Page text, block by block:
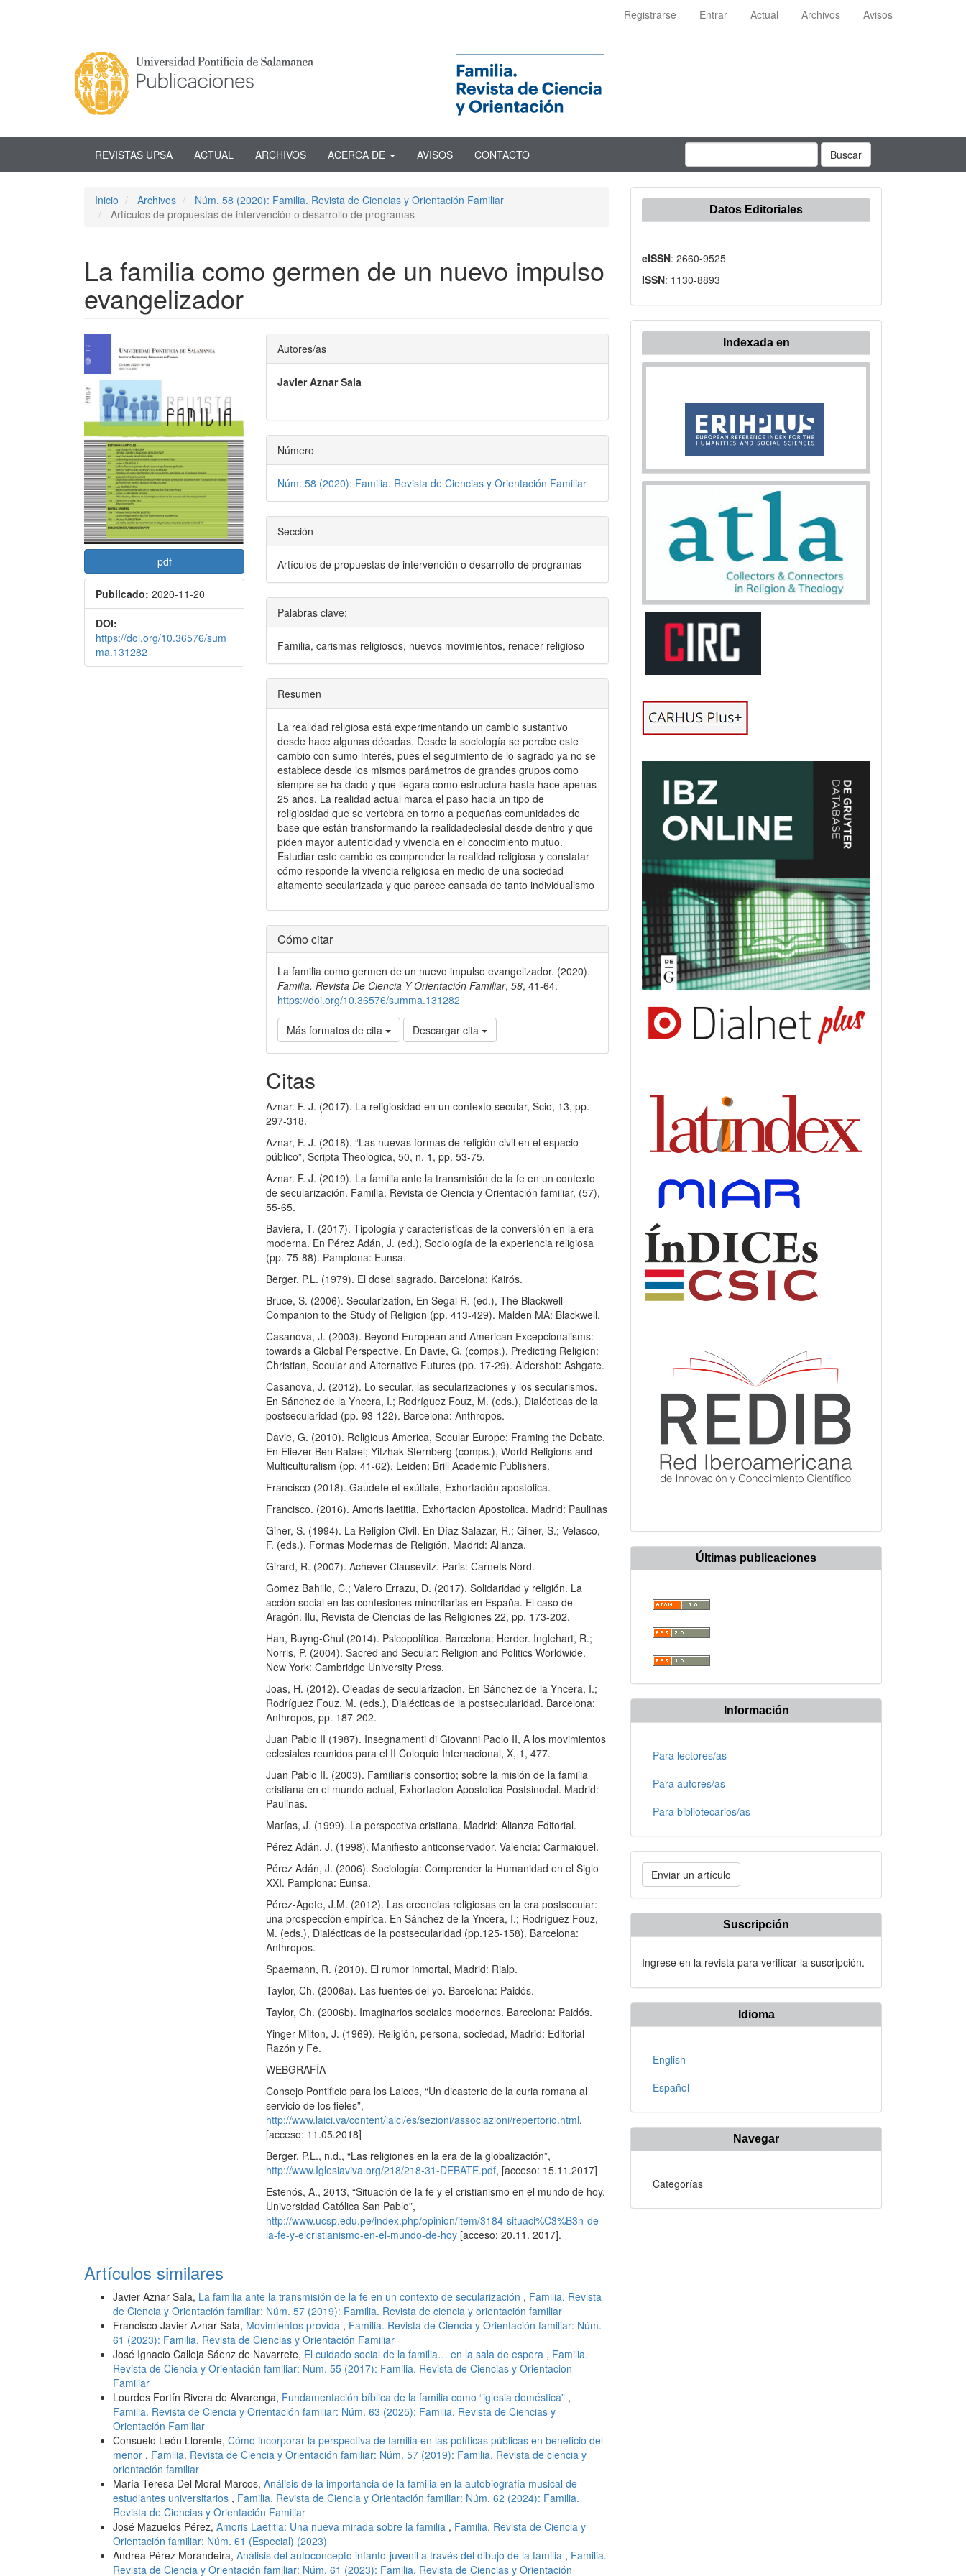
Registrarse Entrar Actual Archivos Avisos
REVISTAS UPSA ACTUAL ARCHIVOS ACERCA DE AVISOS CONTACTO Buscar
Inicio Archivos
Núm. 58 (2020): Familia. Revista de Ciencias y Orientación Familiar
Artículos de propuestas de intervención o desarrollo de programas
La familia como germen de un nuevo impulso
evangelizador
Barra
lateral
del
artículo
pdf
Publicado: 2020-11-20
DOI:
https://doi.org/10.36576/sum
ma.131282
Contenido
principal
del
artículo
Autores/as
Javier Aznar Sala
Número
Núm. 58 (2020): Familia. Revista de Ciencias y Orientación Familiar
Sección
Artículos de propuestas de intervención o desarrollo de programas
Palabras clave:
Familia, carismas religiosos, nuevos movimientos, renacer religioso
Resumen
La realidad religiosa está experimentando un cambio sustantivo
desde hace algunas décadas. Desde la sociología se percibe este
cambio con sumo interés, pues el seguimiento de lo sagrado ya no se
establece desde los mismos parámetros de grandes grupos como
siempre se ha dado y que llegara como estructura hasta hace apenas
25 años. La realidad actual marca el paso hacia un tipo de
religiosidad que se vertebra en torno a pequeñas comunidades de
base que están transformando la realidadeclesial desde dentro y que
piden mayor autenticidad y vivencia en el conocimiento mutuo.
Estudiar este cambio es comprender la realidad religiosa y constatar
cómo responde la vivencia religiosa en medio de una sociedad
altamente secularizada y que parece cansada de tanto individualismo
Detalles
del
artículo
Cómo citar
La familia como germen de un nuevo impulso evangelizador. (2020).
Familia. Revista De Ciencia Y Orientación Familiar,58, 41-64.
https://doi.org/10.36576/summa.131282
Más formatos de cita Descargar cita
Citas
Aznar. F. J. (2017). La religiosidad en un contexto secular, Scio, 13, pp.
297-318.
Aznar, F. J. (2018). “Las nuevas formas de religión civil en el espacio
público”, Scripta Theologica, 50, n. 1, pp. 53-75.
Aznar. F. J. (2019). La familia ante la transmisión de la fe en un contexto
de secularización. Familia. Revista de Ciencia y Orientación familiar, (57),
55-65.
Baviera, T. (2017). Tipología y características de la conversión en la era
moderna. En Pérez Adán, J. (ed.), Sociología de la experiencia religiosa
(pp. 75-88). Pamplona: Eunsa.
Berger, P.L. (1979). El dosel sagrado. Barcelona: Kairós.
Bruce, S. (2006). Secularization, En Segal R. (ed.), The Blackwell
Companion to the Study of Religion (pp. 413-429). Malden MA: Blackwell.
Casanova, J. (2003). Beyond European and American Excepcionalisms:
towards a Global Perspective. En Davie, G. (comps.), Predicting Religion:
Christian, Secular and Alternative Futures (pp. 17-29). Aldershot: Ashgate.
Casanova, J. (2012). Lo secular, las secularizaciones y los secularismos.
En Sánchez de la Yncera, I.; Rodríguez Fouz, M. (eds.), Dialécticas de la
postsecularidad (pp. 93-122). Barcelona: Anthropos.
Davie, G. (2010). Religious America, Secular Europe: Framing the Debate.
En Eliezer Ben Rafael; Yitzhak Sternberg (comps.), World Religions and
Multiculturalism (pp. 41-62). Leiden: Brill Academic Publishers.
Francisco (2018). Gaudete et exúltate, Exhortación apostólica.
Francisco. (2016). Amoris laetitia, Exhortacion Apostolica. Madrid: Paulinas
Giner, S. (1994). La Religión Civil. En Díaz Salazar, R.; Giner, S.; Velasco,
F. (eds.), Formas Modernas de Religión. Madrid: Alianza.
Girard, R. (2007). Achever Clausevitz. Paris: Carnets Nord.
Gomez Bahillo, C.; Valero Errazu, D. (2017). Solidaridad y religión. La
acción social en las confesiones minoritarias en España. El caso de
Aragón. Ilu, Revista de Ciencias de las Religiones 22, pp. 173-202.
Han, Buyng-Chul (2014). Psicopolítica. Barcelona: Herder. Inglehart, R.;
Norris, P. (2004). Sacred and Secular: Religion and Politics Worldwide.
New York: Cambridge University Press.
Joas, H. (2012). Oleadas de secularización. En Sánchez de la Yncera, I.;
Rodríguez Fouz, M. (eds.), Dialécticas de la postsecularidad. Barcelona:
Anthropos, pp. 187-202.
Juan Pablo II (1987). Insegnamenti di Giovanni Paolo II, A los movimientos
eclesiales reunidos para el II Coloquio Internacional, X, 1, 477.
Juan Pablo II. (2003). Familiaris consortio; sobre la misión de la familia
cristiana en el mundo actual, Exhortacion Apostolica Postsinodal. Madrid:
Paulinas.
Marías, J. (1999). La perspectiva cristiana. Madrid: Alianza Editorial.
Pérez Adán, J. (1998). Manifiesto anticonservador. Valencia: Carmaiquel.
Pérez Adán, J. (2006). Sociología: Comprender la Humanidad en el Siglo
XXI. Pamplona: Eunsa.
Pérez-Agote, J.M. (2012). Las creencias religiosas en la era postsecular:
una prospección empírica. En Sánchez de la Yncera, I.; Rodríguez Fouz,
M. (eds.), Dialécticas de la postsecularidad (pp.125-158). Barcelona:
Anthropos.
Spaemann, R. (2010). El rumor inmortal, Madrid: Rialp.
Taylor, Ch. (2006a). Las fuentes del yo. Barcelona: Paidós.
Taylor, Ch. (2006b). Imaginarios sociales modernos. Barcelona: Paidós.
Yinger Milton, J. (1969). Religión, persona, sociedad, Madrid: Editorial
Razón y Fe.
WEBGRAFÍA
Consejo Pontificio para los Laicos, “Un dicasterio de la curia romana al
servicio de los fieles”,
http://www.laici.va/content/laici/es/sezioni/associazioni/repertorio.html,
[acceso: 11.05.2018]
Berger, P.L., n.d., “Las religiones en la era de la globalización”,
http://www.Iglesiaviva.org/218/218-31-DEBATE.pdf, [acceso: 15.11.2017]
Estenós, A., 2013, “Situación de la fe y el cristianismo en el mundo de hoy.
Universidad Católica San Pablo”,
http://www.ucsp.edu.pe/index.php/opinion/item/3184-situaci%C3%B3n-de-
la-fe-y-elcristianismo-en-el-mundo-de-hoy [acceso: 20.11. 2017].
Artículos similares
Javier Aznar Sala, La familia ante la transmisión de la fe en un contexto de secularización , Familia. Revista
de Ciencia y Orientación familiar: Núm. 57 (2019): Familia. Revista de ciencia y orientación familiar
Francisco Javier Aznar Sala, Movimientos provida , Familia. Revista de Ciencia y Orientación familiar: Núm.
61 (2023): Familia. Revista de Ciencias y Orientación Familiar
José Ignacio Calleja Sáenz de Navarrete, El cuidado social de la familia… en la sala de espera , Familia.
Revista de Ciencia y Orientación familiar: Núm. 55 (2017): Familia. Revista de Ciencias y Orientación
Familiar
Lourdes Fortín Rivera de Alvarenga, Fundamentación bíblica de la familia como “iglesia doméstica” ,
Familia. Revista de Ciencia y Orientación familiar: Núm. 63 (2025): Familia. Revista de Ciencias y
Orientación Familiar
Consuelo León Llorente, Cómo incorporar la perspectiva de familia en las políticas públicas en beneficio del
menor , Familia. Revista de Ciencia y Orientación familiar: Núm. 57 (2019): Familia. Revista de ciencia y
orientación familiar
María Teresa Del Moral-Marcos, Análisis de la importancia de la familia en la autobiografía musical de
estudiantes universitarios , Familia. Revista de Ciencia y Orientación familiar: Núm. 62 (2024): Familia.
Revista de Ciencias y Orientación Familiar
José Mazuelos Pérez, Amoris Laetitia: Una nueva mirada sobre la familia , Familia. Revista de Ciencia y
Orientación familiar: Núm. 61 (Especial) (2023)
Andrea Pérez Morandeira, Análisis del autoconcepto infanto-juvenil a través del dibujo de la familia , Familia.
Revista de Ciencia y Orientación familiar: Núm. 61 (2023): Familia. Revista de Ciencias y Orientación
Datos Editoriales
eISSN: 2660-9525
ISSN: 1130-8893
Indexada en
Últimas publicaciones
Información
Para lectores/as
Para autores/as
Para bibliotecarios/as
Enviar
un
artículo
Enviar un artículo
Suscripción
Ingrese en la revista para verificar la suscripción.
Idioma
English
Español
Navegar
Categorías